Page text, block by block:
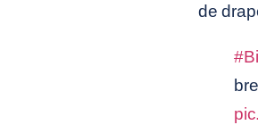
de